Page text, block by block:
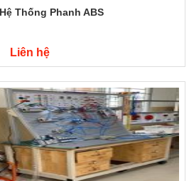
Thống Phanh ABS
Liên hệ